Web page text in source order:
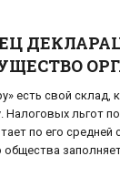
есть свой склад,
льгот
по его средней
общества